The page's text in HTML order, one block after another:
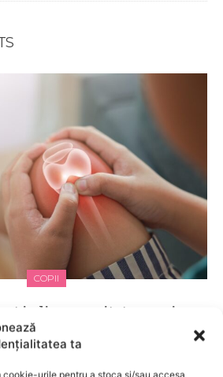
ta
cookie-urile pentru a stoca și/sau accesa
COPII
indica necesitatea unui
ortopedie pediatrică